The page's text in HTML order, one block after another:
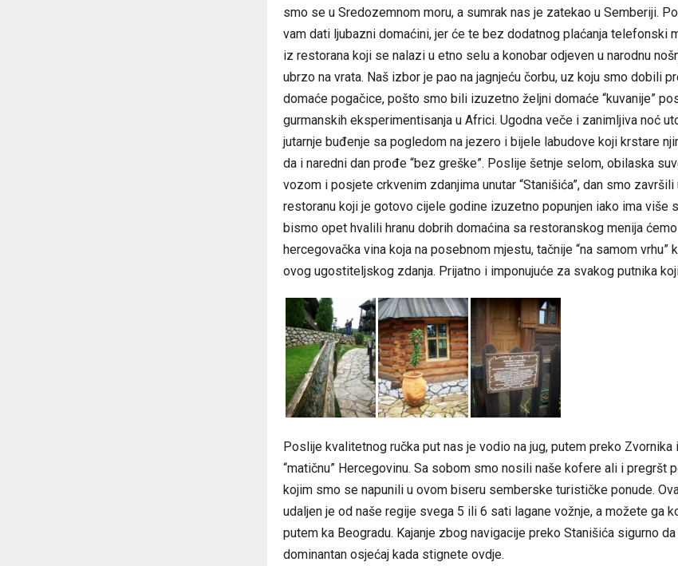
smo se u Sredozemnom moru, a sumrak nas je zatekao u Semberiji.
vam dati ljubazni domaćini, jer će te bez dodatnog plaćanja telefonski
iz restorana koji se nalazi u etno selu a konobar odjeven u narodnu
ubrzo na vrata. Naš izbor je pao na jagnjeću čorbu, uz koju smo dobili
domaće pogačice, pošto smo bili izuzetno željni domaće “kuvanije”
gurmanskih eksperimentisanja u Africi. Ugodna veče i zanimljiva noć
jutarnje buđenje sa pogledom na jezero i bijele labudove koji krstare
da i naredni dan prođe “bez greške”. Poslije šetnje selom, obilaska
vozom i posjete crkvenim zdanjima unutar “Stanišića”, dan smo završili
restoranu koji je gotovo cijele godine izuzetno popunjen iako ima više
bismo opet hvalili hranu dobrih domaćina sa restoranskog menija
hercegovačka vina koja na posebnom mjestu, tačnije “na samom vrhu”
ovog ugostiteljskog zdanja. Prijatno i imponujuće za svakog putnika
Poslije kvalitetnog ručka put nas je vodio na jug, putem preko Zvornika
“matičnu” Hercegovinu. Sa sobom smo nosili naše kofere ali i pregršt
kojim smo se napunili u ovom biseru semberske turističke ponude.
udaljen je od naše regije svega 5 ili 6 sati lagane vožnje, a možete ga
putem ka Beogradu. Kajanje zbog navigacije preko Stanišića sigurno
dominantan osjećaj kada stignete ovdje.